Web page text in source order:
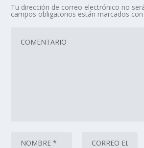
Tu dirección de correo electrónico no
campos obligatorios están marcados